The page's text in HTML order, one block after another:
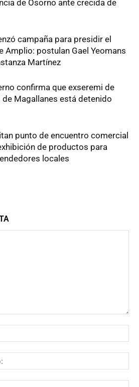
de Osorno ante crecida de
campaña para presidir el
Amplio: postulan Gael Yeomans
Martínez
confirma que exseremi de
de Magallanes está detenido
punto de encuentro comercial
de productos para
locales